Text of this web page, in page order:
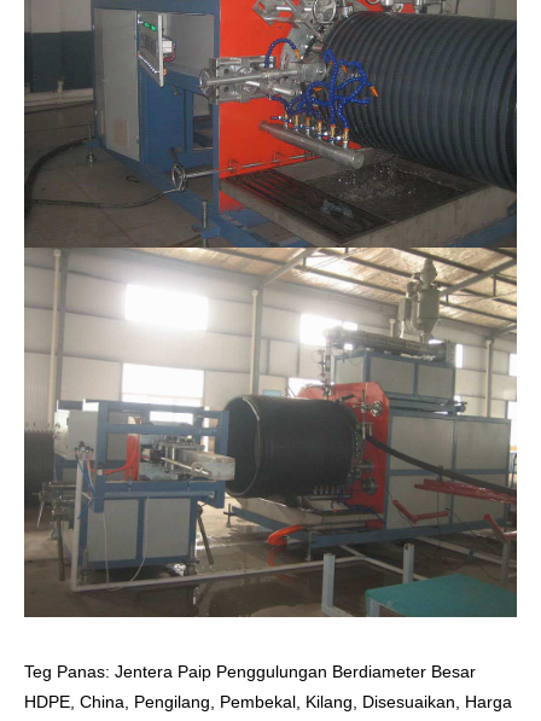
Teg Panas: Jentera Paip Penggulungan Berdiameter Besar
HDPE, China, Pengilang, Pembekal, Kilang, Disesuaikan, Harga